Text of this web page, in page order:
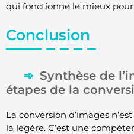
qui fonctionne le mieux
Conclusion
Synthèse de
étapes de la
La conversion d’images
la légère. C’est une